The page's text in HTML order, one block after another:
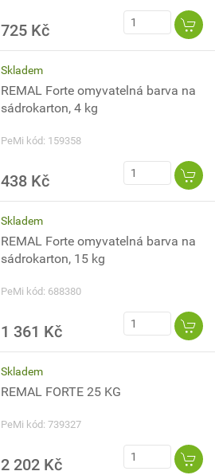
725 Kč
Skladem
REMAL Forte omyvatelná barva na
sádrokarton, 4 kg
PeMi kód: 159358
438 Kč
Skladem
REMAL Forte omyvatelná barva na
sádrokarton, 15 kg
PeMi kód: 688380
1 361 Kč
Skladem
REMAL FORTE 25 KG
PeMi kód: 739327
2 202 Kč